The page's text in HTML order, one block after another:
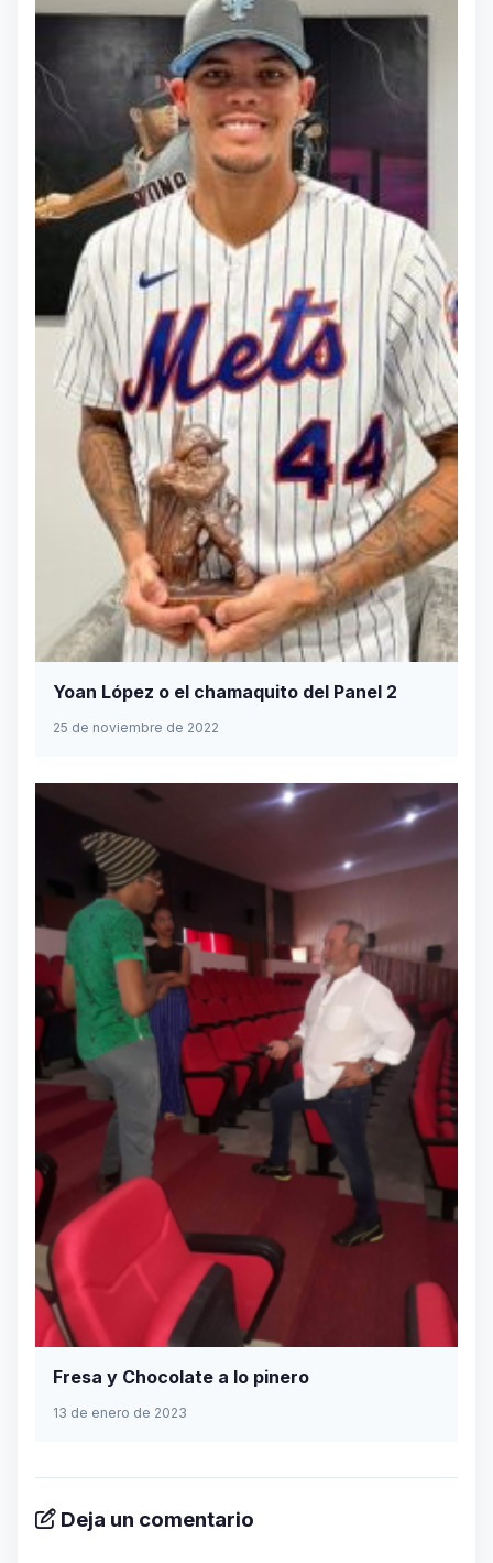
Yoan López o el chamaquito del Panel 2
25 de noviembre de 2022
Fresa y Chocolate a lo pinero
13 de enero de 2023
Deja un comentario